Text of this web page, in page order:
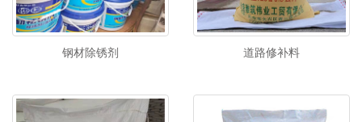
钢材除锈剂 道路修补料